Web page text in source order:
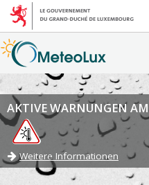
AKTIVE WARNUNGEN
Weitere Informationen